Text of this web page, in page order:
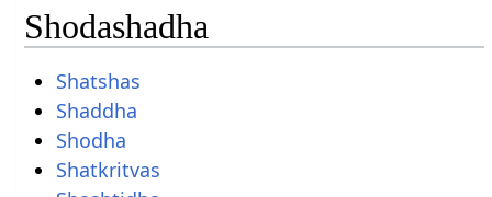
Shodashadha
Shatshas
Shaddha
Shodha
Shatkritvas